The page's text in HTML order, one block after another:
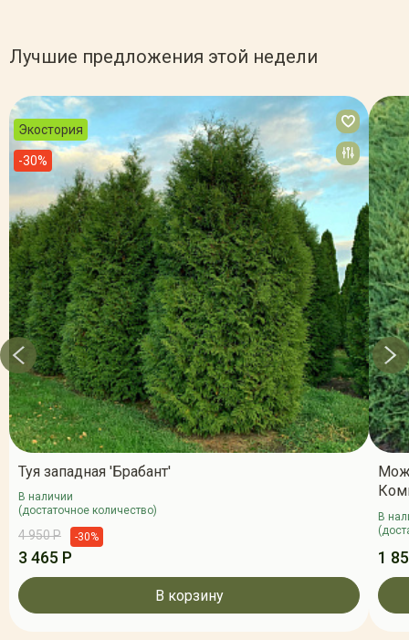
Лучшие предложения этой недели
Экостория
-30%
Туя западная 'Брабант'
В наличии
(достаточное количество)
4 950 Р -30%
3 465 Р
В корзину
В
1